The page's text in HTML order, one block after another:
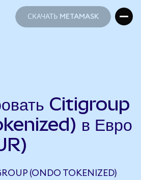
СКАЧАТЬ METAMASK
Citigroup
в Евро
(ONDO TOKENIZED)